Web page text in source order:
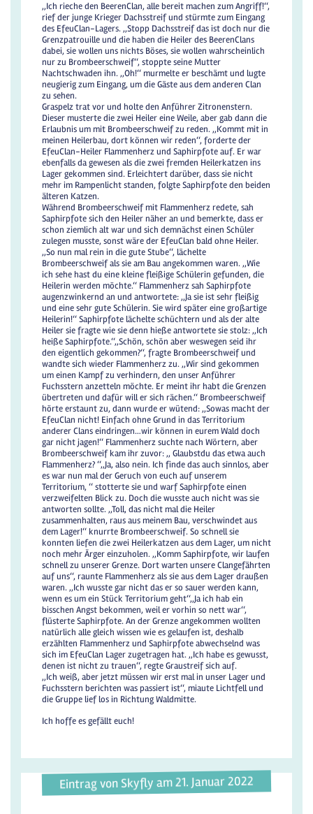
,,Ich rieche den BeerenClan, alle bereit machen zum Angriff!‘‘,
rief der junge Krieger Dachsstreif und stürmte zum Eingang
des EfeuClan-Lagers. ,,Stopp Dachsstreif das ist doch nur die
Grenzpatrouille und die haben die Heiler des BeerenClans
dabei, sie wollen uns nichts Böses, sie wollen wahrscheinlich
nur zu Brombeerschweif‘‘, stoppte seine Mutter
Nachtschwaden ihn. ,,Oh!‘‘ murmelte er beschämt und lugte
neugierig zum Eingang, um die Gäste aus dem anderen Clan
zu sehen.
Graspelz trat vor und holte den Anführer Zitronenstern.
Dieser musterte die zwei Heiler eine Weile, aber gab dann die
Erlaubnis um mit Brombeerschweif zu reden. ,,Kommt mit in
meinen Heilerbau, dort können wir reden‘‘, forderte der
EfeuClan-Heiler Flammenherz und Saphirpfote auf. Er war
ebenfalls da gewesen als die zwei fremden Heilerkatzen ins
Lager gekommen sind. Erleichtert darüber, dass sie nicht
mehr im Rampenlicht standen, folgte Saphirpfote den beiden
älteren Katzen.
Während Brombeerschweif mit Flammenherz redete, sah
Saphirpfote sich den Heiler näher an und bemerkte, dass er
schon ziemlich alt war und sich demnächst einen Schüler
zulegen musste, sonst wäre der EfeuClan bald ohne Heiler.
,,So nun mal rein in die gute Stube‘‘, lächelte
Brombeerschweif als sie am Bau angekommen waren. ,,Wie
ich sehe hast du eine kleine fleißige Schülerin gefunden, die
Heilerin werden möchte.‘‘ Flammenherz sah Saphirpfote
augenzwinkernd an und antwortete: ,,Ja sie ist sehr fleißig
und eine sehr gute Schülerin. Sie wird später eine großartige
Heilerin!‘‘ Saphirpfote lächelte schüchtern und als der alte
Heiler sie fragte wie sie denn hieße antwortete sie stolz: ,,Ich
heiße Saphirpfote.‘‘,,Schön, schön aber weswegen seid ihr
den eigentlich gekommen?‘‘, fragte Brombeerschweif und
wandte sich wieder Flammenherz zu. ,,Wir sind gekommen
um einen Kampf zu verhindern, den unser Anführer
Fuchsstern anzetteln möchte. Er meint ihr habt die Grenzen
übertreten und dafür will er sich rächen.‘‘ Brombeerschweif
hörte erstaunt zu, dann wurde er wütend: ,,Sowas macht der
EfeuClan nicht! Einfach ohne Grund in das Territorium
anderer Clans eindringen…wir können in eurem Wald doch
gar nicht jagen!‘‘ Flammenherz suchte nach Wörtern, aber
Brombeerschweif kam ihr zuvor: ,, Glaubstdu das etwa auch
Flammenherz? ‘‘,,Ja, also nein. Ich finde das auch sinnlos, aber
es war nun mal der Geruch von euch auf unserem
Territorium, ‘‘ stotterte sie und warf Saphirpfote einen
verzweifelten Blick zu. Doch die wusste auch nicht was sie
antworten sollte. ,,Toll, das nicht mal die Heiler
zusammenhalten, raus aus meinem Bau, verschwindet aus
dem Lager!‘‘ knurrte Brombeerschweif. So schnell sie
konnten liefen die zwei Heilerkatzen aus dem Lager, um nicht
noch mehr Ärger einzuholen. ,,Komm Saphirpfote, wir laufen
schnell zu unserer Grenze. Dort warten unsere Clangefährten
auf uns‘‘, raunte Flammenherz als sie aus dem Lager draußen
waren. ,,Ich wusste gar nicht das er so sauer werden kann,
wenn es um ein Stück Territorium geht‘‘,,Ja ich hab ein
bisschen Angst bekommen, weil er vorhin so nett war‘‘,
flüsterte Saphirpfote. An der Grenze angekommen wollten
natürlich alle gleich wissen wie es gelaufen ist, deshalb
erzählten Flammenherz und Saphirpfote abwechselnd was
sich im EfeuClan Lager zugetragen hat. ,,Ich habe es gewusst,
denen ist nicht zu trauen‘‘, regte Graustreif sich auf.
,,Ich weiß, aber jetzt müssen wir erst mal in unser Lager und
Fuchsstern berichten was passiert ist‘‘, miaute Lichtfell und
die Gruppe lief los in Richtung Waldmitte.
Ich hoffe es gefällt euch!
Eintrag von Skyfly am 21. Januar 2022